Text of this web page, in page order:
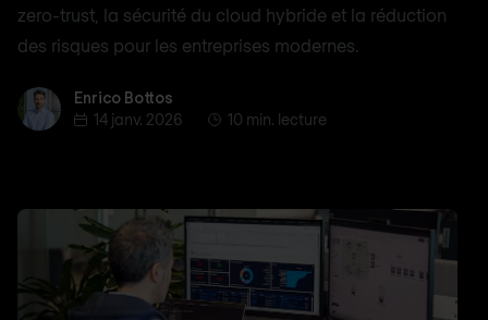
zero-trust, la sécurité du cloud hybride et la réduction
des risques pour les entreprises modernes.
Enrico BottosEnrico Bottos
14 janv. 2026
10 min. lecture